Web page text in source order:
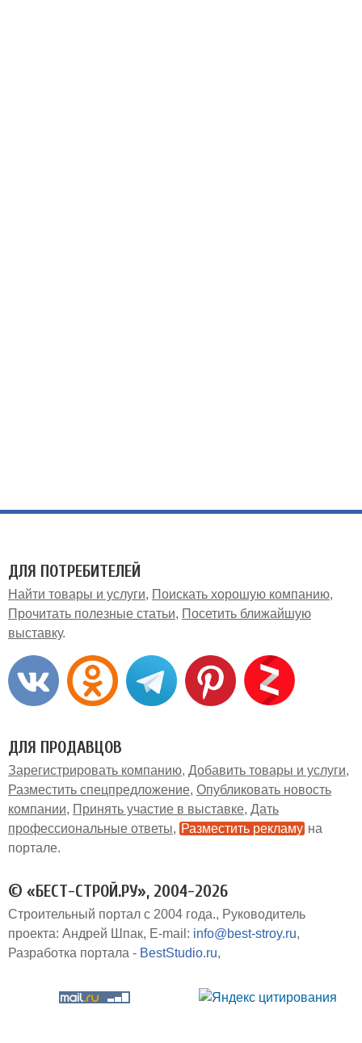
ДЛЯ ПОТРЕБИТЕЛЕЙ
Найти товары и услуги
Поискать хорошую компанию
Прочитать полезные статьи
Посетить ближайшую
выставку
ДЛЯ ПРОДАВЦОВ
Зарегистрировать компанию Добавить товары и услуги
Разместить спецпредложение Опубликовать новость
компании
Принять участие в выставке Дать
профессиональные ответы
Разместить рекламу на
портале
© «БЕСТ-СТРОЙ.РУ», 2004-2026
Строительный портал с 2004 года.
Руководитель
проекта: Андрей Шпак E-mail: info@best-stroy.ru
Разработка портала - BestStudio.ru